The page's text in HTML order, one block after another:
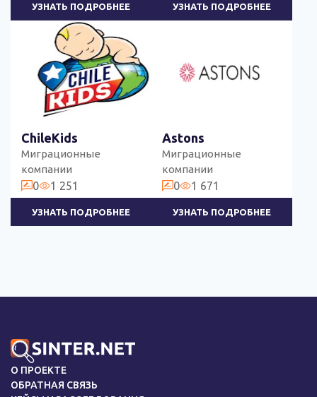
УЗНАТЬ ПОДРОБНЕЕ УЗНАТЬ ПОДРОБНЕЕ
ChileKids
Миграционные
компании
0 1 251
УЗНАТЬ ПОДРОБНЕЕ
Astons
Миграционные
компании
0 1 671
УЗНАТЬ ПОДРОБНЕЕ
О ПРОЕКТЕ
ОБРАТНАЯ СВЯЗЬ